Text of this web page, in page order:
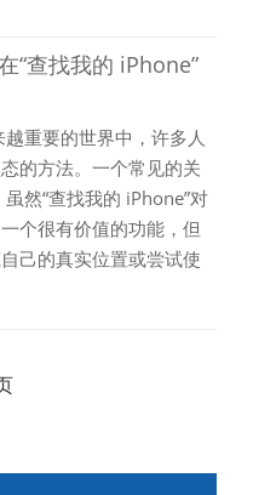
“查找我的 iPhone”
重要的世界中，许多人
的方法。一个常见的关
然“查找我的 iPhone”对
个很有价值的功能，但
己的真实位置或尝试使